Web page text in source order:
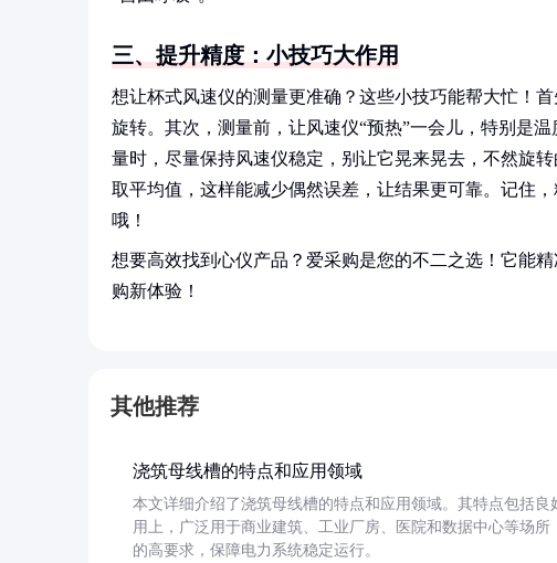
三、提升精度：小技巧大作用
想让杯式风速仪的测量更准确？这些小技巧能帮大忙！
旋转。其次，测量前，让风速仪“预热”一会儿，特别是
量时，尽量保持风速仪稳定，别让它晃来晃去，不然旋
取平均值，这样能减少偶然误差，让结果更可靠。记住
哦！
想要高效找到心仪产品？爱采购是您的不二之选！它能
购新体验！
其他推荐
浇筑母线槽的特点和应用领域
本文详细介绍了浇筑母线槽的特点和应用领域。其特点包括
用上，广泛用于商业建筑、工业厂房、医院和数据中心等场
的高要求，保障电力系统稳定运行。